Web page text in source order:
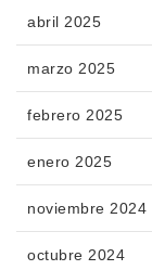
abril 2025
marzo 2025
febrero 2025
enero 2025
noviembre 2024
octubre 2024